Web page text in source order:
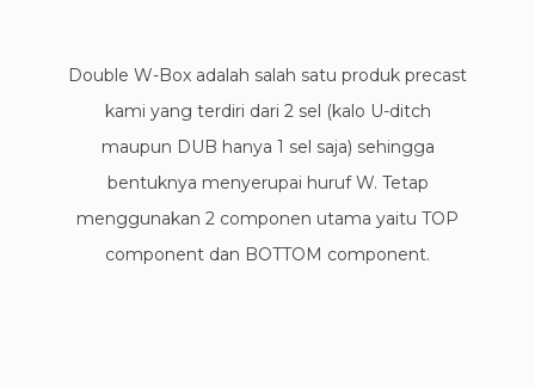
Double W-Box adalah salah satu produk precast
kami yang terdiri dari 2 sel (kalo U-ditch
maupun DUB hanya 1 sel saja) sehingga
bentuknya menyerupai huruf W. Tetap
menggunakan 2 componen utama yaitu TOP
component dan BOTTOM component.